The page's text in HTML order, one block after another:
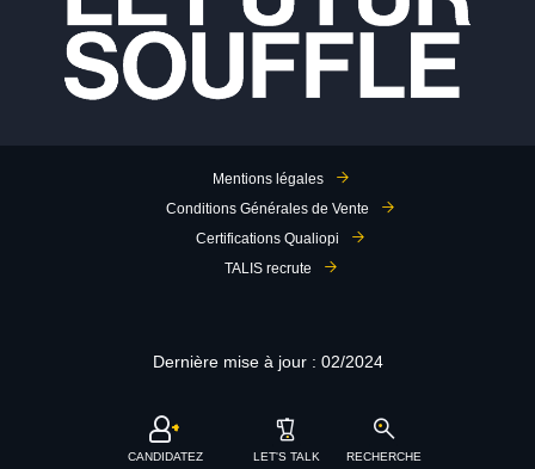
CANDIDATEZ LET'S TALK RECHERCHE
Mentions légales
Conditions Générales de Vente
Certifications Qualiopi
TALIS recrute
Dernière mise à jour : 02/2024